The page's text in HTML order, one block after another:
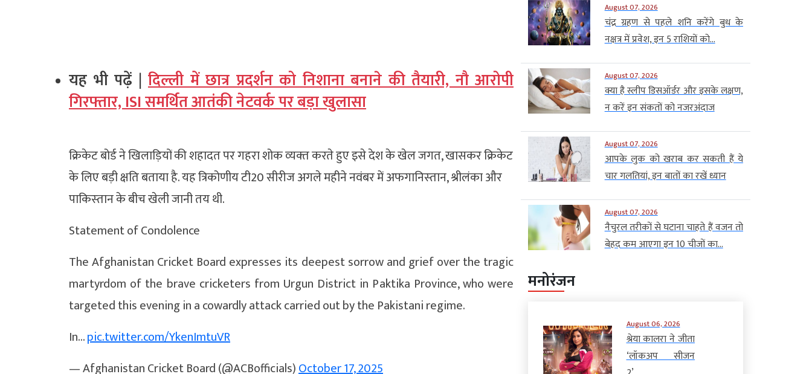
यह भी पढ़ें | दिल्ली में छात्र प्रदर्शन को निशाना बनाने की तैयारी, नौ आरोपी
गिरफ्तार, ISI समर्थित आतंकी नेटवर्क पर बड़ा खुलासा
क्रिकेट बोर्ड ने खिलाड़ियों की शहादत पर गहरा शोक व्‍यक्‍त करते हुए इसे देश के खेल जगत, खासकर क्रिकेट
के लिए बड़ी क्षति बताया है. यह त्रिकोणीय टी20 सीरीज अगले महीने नवंबर में अफगानिस्‍तान, श्रीलंका और
पाकिस्‍तान के बीच खेली जानी तय थी.
Statement of Condolence
The Afghanistan Cricket Board expresses its deepest sorrow and grief over the tragic
martyrdom of the brave cricketers from Urgun District in Paktika Province, who were
targeted this evening in a cowardly attack carried out by the Pakistani regime.
In…pic.twitter.com/YkenImtuVR
— Afghanistan Cricket Board (@ACBofficials)October 17, 2025
August 07, 2026
चंद्र ग्रहण से पहले शनि करेंगे बुध के
नक्षत्र में प्रवेश, इन 5 राशियों को...
August 07, 2026
क्या है स्लीप डिसऑर्डर और इसके लक्षण,
न करें इन संकतों को नजरअंदाज
August 07, 2026
आपके लुक को खराब कर सकती हैं ये
चार गलतियां, इन बातों का रखें ध्यान
August 07, 2026
नैचुरल तरीकों से घटाना चाहते हैं वजन तो
बेहद कम आएगा इन 10 चीजों का...
मनोरंजन
August 06, 2026
श्रेया कालरा ने जीता
‘लॉकअप सीजन